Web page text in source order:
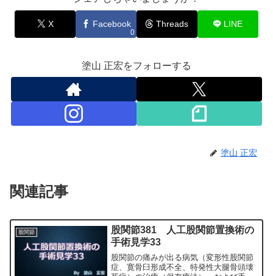
X Facebook
0
Threads LINE
塗山 正宏をフォローする
塗山 正宏
関連記事
股関節
股関節381 人工股関節置換術の
手術見学33
股関節の痛みが出る病気（変形性股関節
症、寛骨臼形成不全、特発性大腿骨頭壊